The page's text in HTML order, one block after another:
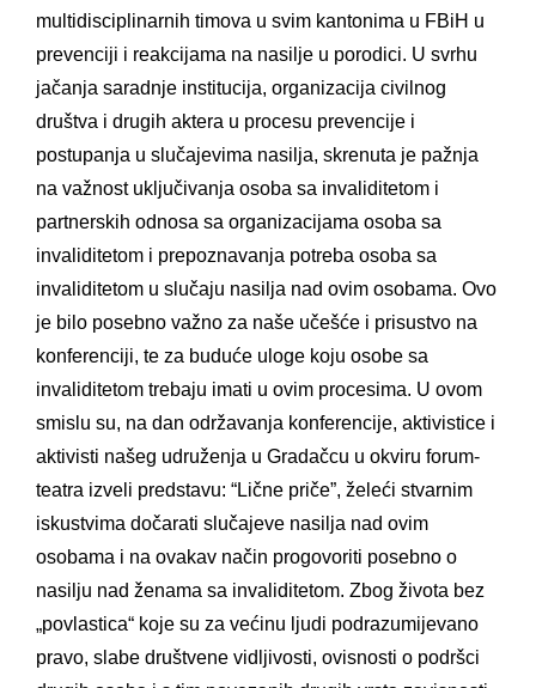
multidisciplinarnih timova u svim kantonima u FBiH u
prevenciji i reakcijama na nasilje u porodici. U svrhu
jačanja saradnje institucija, organizacija civilnog
društva i drugih aktera u procesu prevencije i
postupanja u slučajevima nasilja, skrenuta je pažnja
na važnost uključivanja osoba sa invaliditetom i
partnerskih odnosa sa organizacijama osoba sa
invaliditetom i prepoznavanja potreba osoba sa
invaliditetom u slučaju nasilja nad ovim osobama. Ovo
je bilo posebno važno za naše učešće i prisustvo na
konferenciji, te za buduće uloge koju osobe sa
invaliditetom trebaju imati u ovim procesima. U ovom
smislu su, na dan održavanja konferencije, aktivistice i
aktivisti našeg udruženja u Gradačcu u okviru forum-
teatra izveli predstavu: “Lične priče”, želeći stvarnim
iskustvima dočarati slučajeve nasilja nad ovim
osobama i na ovakav način progovoriti posebno o
nasilju nad ženama sa invaliditetom. Zbog života bez
„povlastica“ koje su za većinu ljudi podrazumijevano
pravo, slabe društvene vidljivosti, ovisnosti o podršci